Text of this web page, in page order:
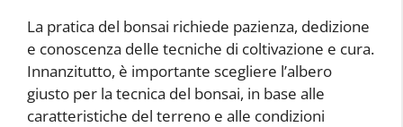
La pratica del bonsai richiede pazienza, dedizione
e conoscenza delle tecniche di coltivazione e cura.
Innanzitutto, è importante scegliere l’albero
giusto per la tecnica del bonsai, in base alle
caratteristiche del terreno e alle condizioni